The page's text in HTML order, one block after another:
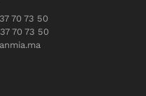
70 73 50
70 73 50